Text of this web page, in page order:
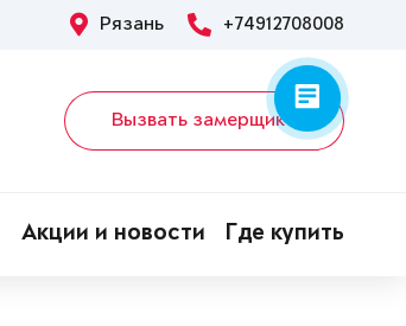
Рязань +74912708008
Вызвать замерщика
Акции и новости Где купить